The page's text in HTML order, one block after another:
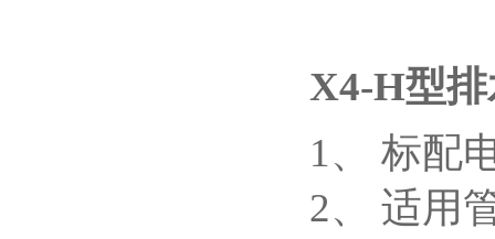
X4-H型
1、 标配
2、 适用